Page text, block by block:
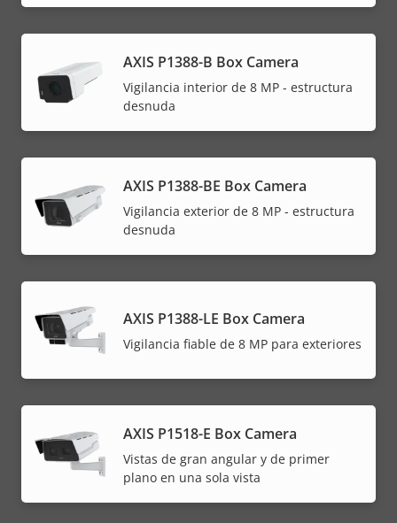
AXIS P1388-B Box Camera
Vigilancia interior de 8 MP - estructura
desnuda
AXIS P1388-BE Box Camera
Vigilancia exterior de 8 MP - estructura
desnuda
AXIS P1388-LE Box Camera
Vigilancia fiable de 8 MP para exteriores
AXIS P1518-E Box Camera
Vistas de gran angular y de primer
plano en una sola vista